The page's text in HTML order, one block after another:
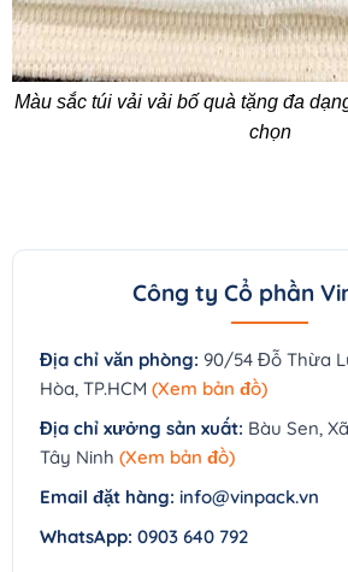
Màu sắc túi vải vải bố quà tặng đa
chọn
Công ty Cổ phần
Địa chỉ văn phòng: 90/54 Đỗ Thừa
Hòa, TP.HCM (Xem bản đồ)
Địa chỉ xưởng sản xuất: Bàu Sen,
Tây Ninh (Xem bản đồ)
Email đặt hàng: info@vinpack.vn
WhatsApp: 0903 640 792